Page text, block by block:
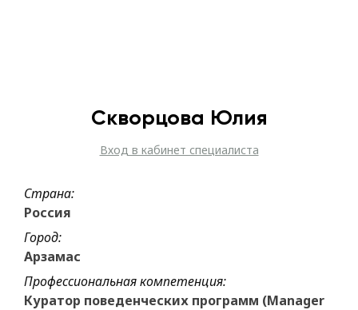
Скворцова Юлия
Вход в кабинет специалиста
Страна:
Россия
Город:
Арзамас
Профессиональная компетенция:
Куратор поведенческих программ (Manager